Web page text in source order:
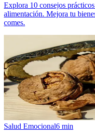
Explora 10 consejos
alimentación. Mejora tu
comes.
Salud Emocional6 min